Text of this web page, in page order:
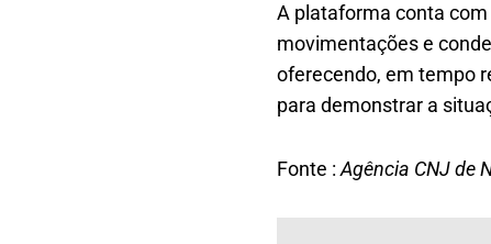
A plataforma conta
movimentações e
oferecendo, em tempo
para demonstrar a
Fonte : Agência CNJ de